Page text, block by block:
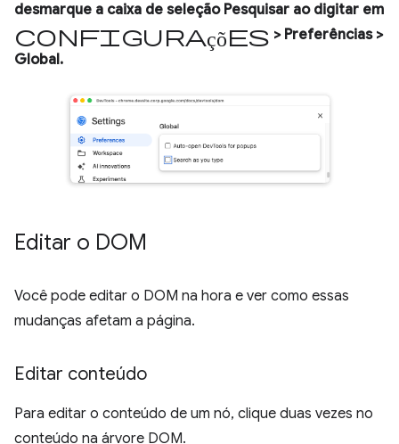
desmarque a caixa de seleção Pesquisar ao digitar em
Configurações > Preferências>
Global.
Editar o DOM
Você pode editar o DOM na hora e ver como essas
mudanças afetam a página.
Editar conteúdo
Para editar o conteúdo de um nó, clique duas vezes no
conteúdo na árvore DOM.